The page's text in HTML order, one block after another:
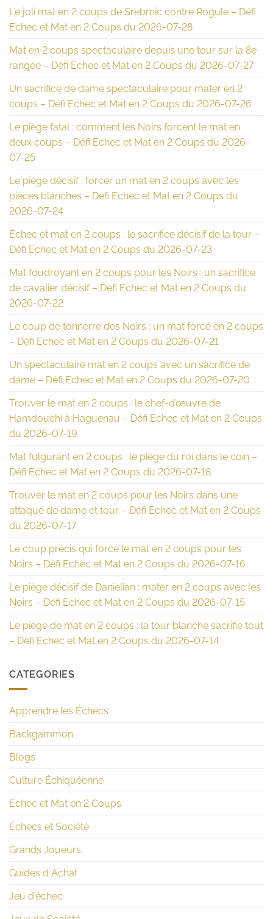
Le joli mat en 2 coups de Srebrnic contre Rogule – Défi
Echec et Mat en 2 Coups du 2026-07-28
Mat en 2 coups spectaculaire depuis une tour sur la 8e
rangée – Défi Echec et Mat en 2 Coups du 2026-07-27
Un sacrifice de dame spectaculaire pour mater en 2
coups – Défi Echec et Mat en 2 Coups du 2026-07-26
Le piège fatal : comment les Noirs forcent le mat en
deux coups – Défi Echec et Mat en 2 Coups du 2026-
07-25
Le piège décisif : forcer un mat en 2 coups avec les
pièces blanches – Défi Echec et Mat en 2 Coups du
2026-07-24
Échec et mat en 2 coups : le sacrifice décisif de la tour –
Défi Echec et Mat en 2 Coups du 2026-07-23
Mat foudroyant en 2 coups pour les Noirs : un sacrifice
de cavalier décisif – Défi Echec et Mat en 2 Coups du
2026-07-22
Le coup de tonnerre des Noirs : un mat forcé en 2 coups
– Défi Echec et Mat en 2 Coups du 2026-07-21
Un spectaculaire mat en 2 coups avec un sacrifice de
dame – Défi Echec et Mat en 2 Coups du 2026-07-20
Trouver le mat en 2 coups : le chef-d’œuvre de
Hamdouchi à Haguenau – Défi Echec et Mat en 2 Coups
du 2026-07-19
Mat fulgurant en 2 coups : le piège du roi dans le coin –
Défi Echec et Mat en 2 Coups du 2026-07-18
Trouver le mat en 2 coups pour les Noirs dans une
attaque de dame et tour – Défi Echec et Mat en 2 Coups
du 2026-07-17
Le coup précis qui force le mat en 2 coups pour les
Noirs – Défi Echec et Mat en 2 Coups du 2026-07-16
Le piège décisif de Danielian : mater en 2 coups avec les
Noirs – Défi Echec et Mat en 2 Coups du 2026-07-15
Le piège de mat en 2 coups : la tour blanche sacrifie tout
– Défi Echec et Mat en 2 Coups du 2026-07-14
CATEGORIES
Apprendre les Échecs
Backgammon
Blogs
Culture Échiquéenne
Echec et Mat en 2 Coups
Échecs et Société
Grands Joueurs
Guides d Achat
Jeu d'échec